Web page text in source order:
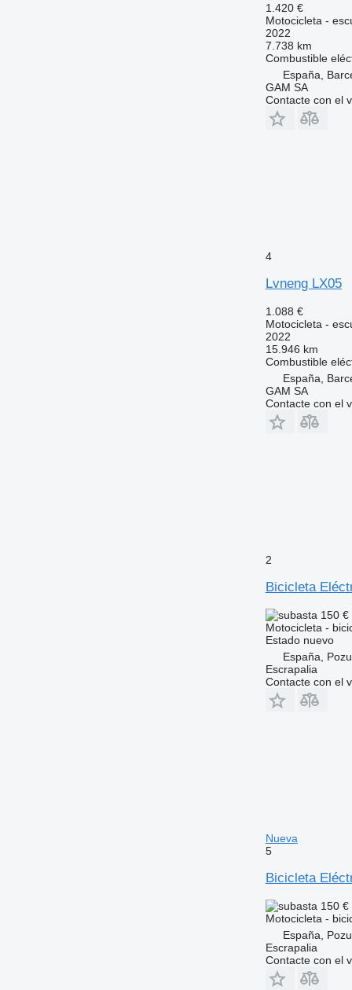
1.420 €
Motocicleta -
2022
7.738 km
Combustible
España,
GAM SA
Contacte con el
4
Lvneng LX05
1.088 €
Motocicleta -
2022
15.946 km
Combustible
España,
GAM SA
Contacte con el
2
Bicicleta
150 €
Motocicleta -
Estadonuevo
España,
Escrapalia
Contacte con el
Nueva
5
Bicicleta
150 €
Motocicleta -
España,
Escrapalia
Contacte con el